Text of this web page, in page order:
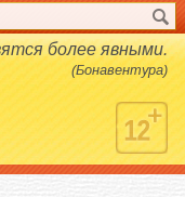
более явными.
(Бонавентура)